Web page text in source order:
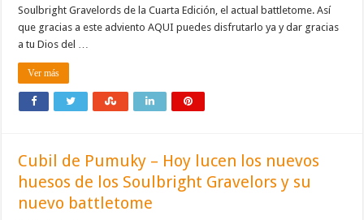
Soulbright Gravelords de la Cuarta Edición, el actual battletome. Así
que gracias a este adviento AQUI puedes disfrutarlo ya y dar gracias
a tu Dios del …
Ver más
Cubil de Pumuky – Hoy lucen los nuevos
huesos de los Soulbright Gravelors y su
nuevo battletome